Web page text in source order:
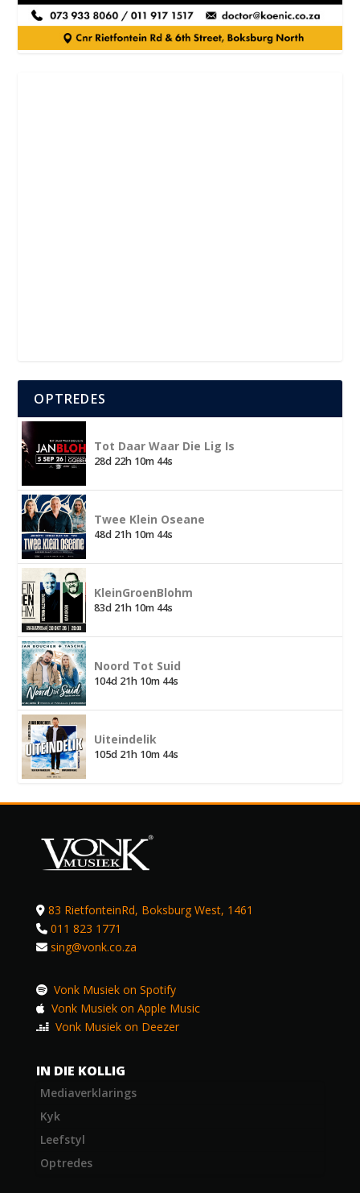
OPTREDES
Tot Daar Waar Die Lig Is
28d 22h 10m 44s
Twee Klein Oseane
48d 21h 10m 44s
KleinGroenBlohm
83d 21h 10m 44s
Noord Tot Suid
104d 21h 10m 44s
Uiteindelik
105d 21h 10m 44s
83 RietfonteinRd, Boksburg West, 1461
011 823 1771
sing@vonk.co.za
Vonk Musiek on Spotify
Vonk Musiek on Apple Music
Vonk Musiek on Deezer
IN DIE KOLLIG
Mediaverklarings
Kyk
Leefstyl
Optredes